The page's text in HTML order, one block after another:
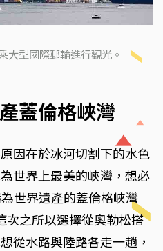
大型國際郵輪進行觀光。
蓋倫格峽灣
因在於冰河切割下的水色
世界上最美的峽灣，想必
世界遺產的蓋倫格峽灣
次之所以選擇從奧勒松搭
從水路與陸路各走一趟，